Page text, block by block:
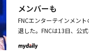
が練習生たちをサポート
mino（レミノ）で10月5日
101 JAPAN SEASON3」
優グループSURPRISE U
た。チャ・インハさんは
躍に期待されていた俳優
E U チャ・インハさん、
メンバーも
FNCエンターテインメン
退した。FNCは13日、公
約を解除することを決定